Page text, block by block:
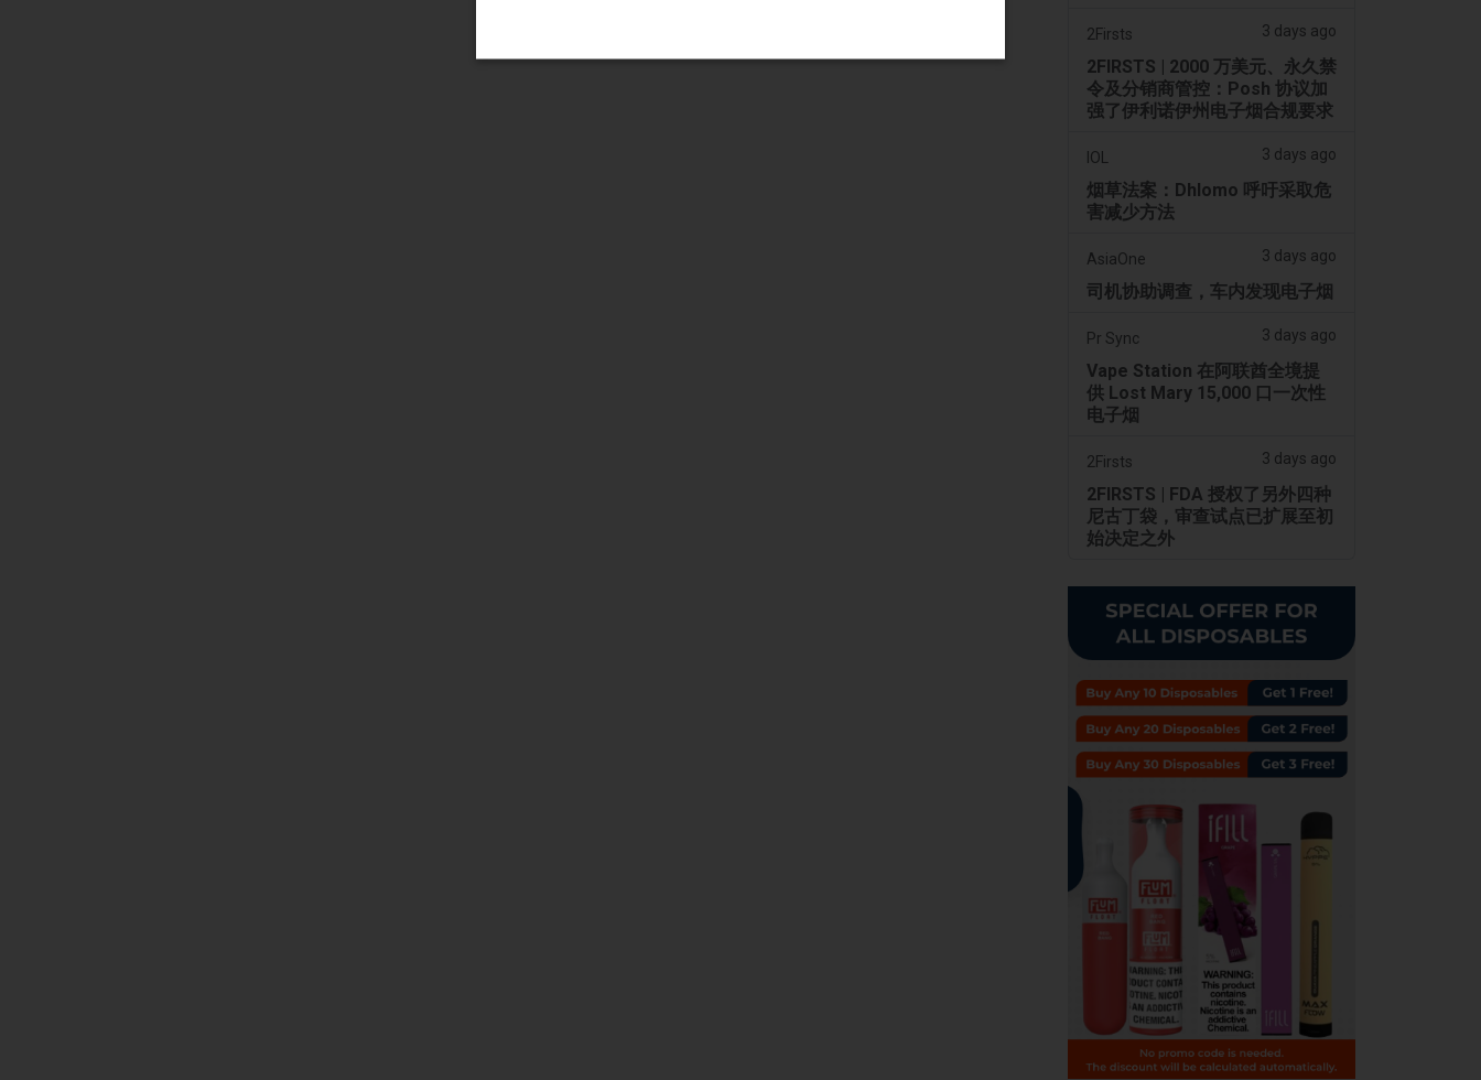
2Firsts 3 days ago
2FIRSTS | 2000 万美元、永久禁
令及分销商管控：Posh 协议加
强了伊利诺伊州电子烟合规要求
IOL 3 days ago
烟草法案：Dhlomo 呼吁采取危
害减少方法
AsiaOne 3 days ago
司机协助调查，车内发现电子烟
Pr Sync 3 days ago
Vape Station 在阿联酋全境提
供 Lost Mary 15,000 口一次性
电子烟
2Firsts 3 days ago
2FIRSTS | FDA 授权了另外四种
尼古丁袋，审查试点已扩展至初
始决定之外